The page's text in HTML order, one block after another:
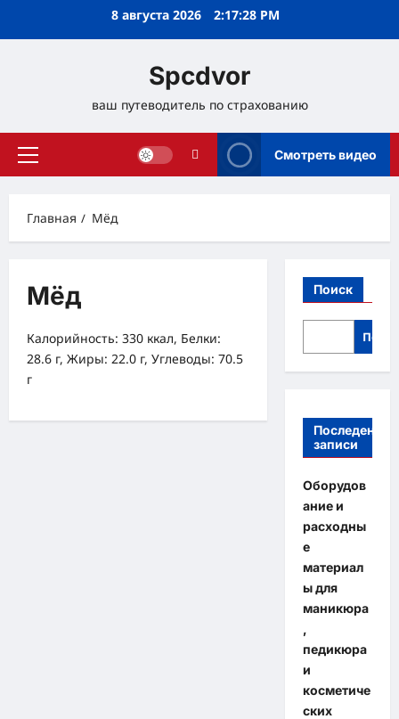
8 августа 2026 2:17:28 PM
Spcdvor
ваш путеводитель по страхованию
Основное
Смотреть видео
Главная Мёд
Мёд
Калорийность: 330 ккал, Белки:
28.6 г, Жиры: 22.0 г, Углеводы: 70.5
г
Поиск
Поиск
Последение
записи
Оборудов
ание и
расходны
е
материал
ы для
маникюра
,
педикюра
и
косметиче
ских